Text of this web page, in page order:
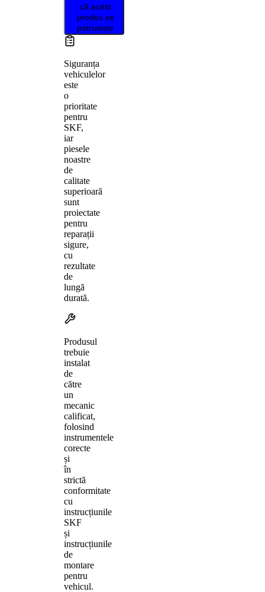
că acest
produs se
potrivește
Siguranța
vehiculelor
este
o
prioritate
pentru
SKF,
iar
piesele
noastre
de
calitate
superioară
sunt
proiectate
pentru
reparații
sigure,
cu
rezultate
de
lungă
durată.
Produsul
trebuie
instalat
de
către
un
mecanic
calificat,
folosind
instrumentele
corecte
și
în
strictă
conformitate
cu
instrucțiunile
SKF
și
instrucțiunile
de
montare
pentru
vehicul.